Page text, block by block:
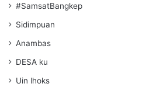
#SamsatBangkep
Sidimpuan
Anambas
DESA ku
Uin lhoks